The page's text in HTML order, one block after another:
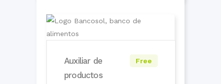
Auxiliar de
productos
Free